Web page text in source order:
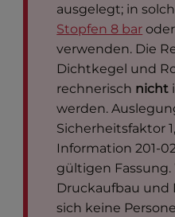
ausgelegt; in
Stopfen 8 bar
verwenden. Die
Dichtkegel und
rechnerisch nicht
werden.
Sicherheitsfaktor
Information 201-
gültigen Fassung.
Druckaufbau und
sich keine